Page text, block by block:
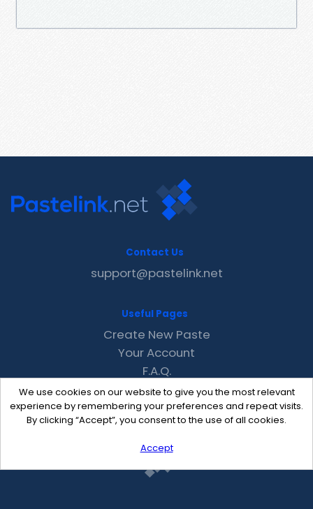
We use cookies on our website to give you the most relevant
experience by remembering your preferences and repeat visits.
By clicking “Accept”, you consent to the use of all cookies.
Accept
Contact Us
support@pastelink.net
Useful Pages
Create New Paste
Your Account
F.A.Q.
Recent
Contact